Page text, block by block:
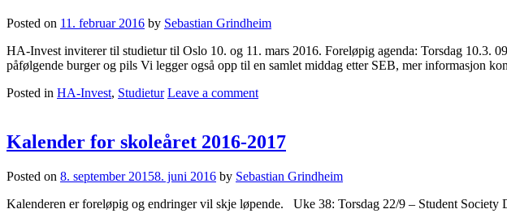
Posted on 11. februar 2016 by Sebastian Grindheim
HA-Invest inviterer til studietur til Oslo 10. og 11. mars 2016. Foreløpig agenda: Torsdag 10.3.
påfølgende burger og pils Vi legger også opp til en samlet middag etter SEB, mer informasjon
Posted in HA-Invest, Studietur Leave a comment
Kalender for skoleåret 2016-2017
Posted on 8. september 20158. juni 2016 by Sebastian Grindheim
Kalenderen er foreløpig og endringer vil skje løpende. Uke 38: Torsdag 22/9 – Student Society